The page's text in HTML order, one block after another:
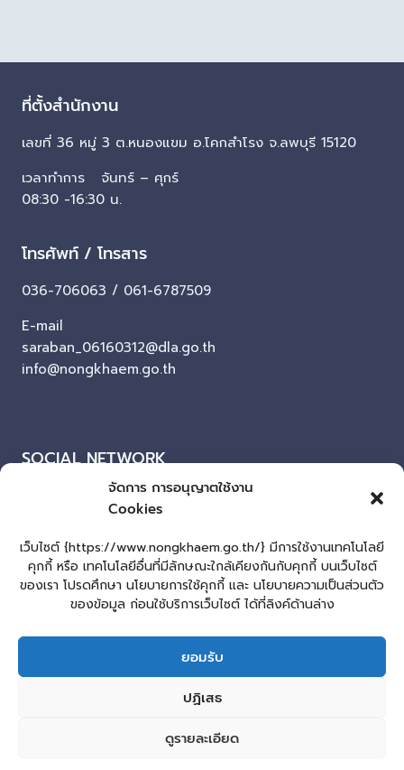
จัดการ การอนุญาตใช้งาน
Cookies
เว็บไซต์ {https://www.nongkhaem.go.th/} มีการใช้งานเทคโนโลยี
คุกกี้ หรือ เทคโนโลยีอื่นที่มีลักษณะใกล้เคียงกันกับคุกกี้ บนเว็บไซต์
ของเรา โปรดศึกษา นโยบายการใช้คุกกี้ และ นโยบายความเป็นส่วนตัว
ของข้อมูล ก่อนใช้บริการเว็บไซต์ ได้ที่ลิงค์ด้านล่าง
ยอมรับ
ปฏิเสธ
ดูรายละเอียด
ที่ตั้งสำนักงาน
เลขที่ 36 หมู่ 3 ต.หนองแขม อ.โคกสำโรง จ.ลพบุรี 15120
เวลาทำการ จันทร์ – ศุกร์
08:30 -16:30 น.
โทรศัพท์ / โทรสาร
036-706063 / 061-6787509
E-mail
saraban_06160312@dla.go.th
info@nongkhaem.go.th
SOCIAL NETWORK
Facebook
ผู้เยี่ยมชมเว็บไซต์
ผู้เยี่ยมชม : 43
แผนผังเว็บไซต์
Login
lopburiwebdesign.com
กระดานสนทนา